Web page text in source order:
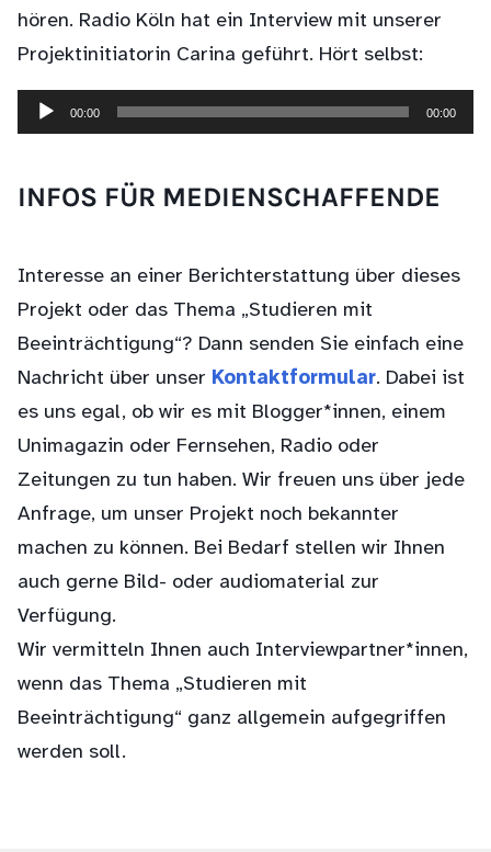
hören. Radio Köln hat ein Interview mit unserer
Projektinitiatorin Carina geführt. Hört selbst:
Audio-
00:00 00:00
INFOS FÜR MEDIENSCHAFFENDE
Interesse an einer Berichterstattung über dieses
Projekt oder das Thema „Studieren mit
Beeinträchtigung“? Dann senden Sie einfach eine
Nachricht über unser Kontaktformular. Dabei ist
es uns egal, ob wir es mit Blogger*innen, einem
Unimagazin oder Fernsehen, Radio oder
Zeitungen zu tun haben. Wir freuen uns über jede
Anfrage, um unser Projekt noch bekannter
machen zu können. Bei Bedarf stellen wir Ihnen
auch gerne Bild- oder audiomaterial zur
Verfügung.
Wir vermitteln Ihnen auch Interviewpartner*innen,
wenn das Thema „Studieren mit
Beeinträchtigung“ ganz allgemein aufgegriffen
werden soll.